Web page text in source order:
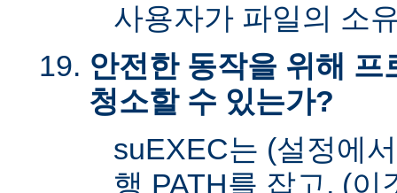
사용자가 파일의 소
안전한 동작을 위해
청소할 수 있는가?
suEXEC는 (설정에
행 PATH를 잡고, (